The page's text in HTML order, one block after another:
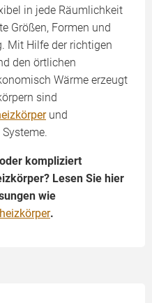
in jede Räumlichkeit
Größen, Formen und
Mit Hilfe der richtigen
den örtlichen
Wärme erzeugt
sind
und
kompliziert
Lesen Sie hier
wie
.